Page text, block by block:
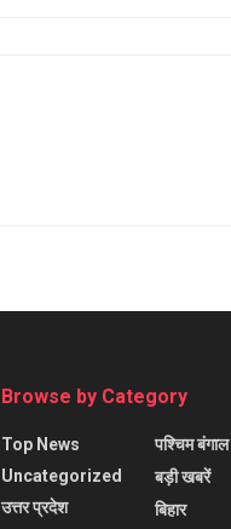
Browse by Category
Top News
Uncategorized
उत्तर प्रदेश
पश्चिम बंगाल
बड़ी खबरें
बिहार